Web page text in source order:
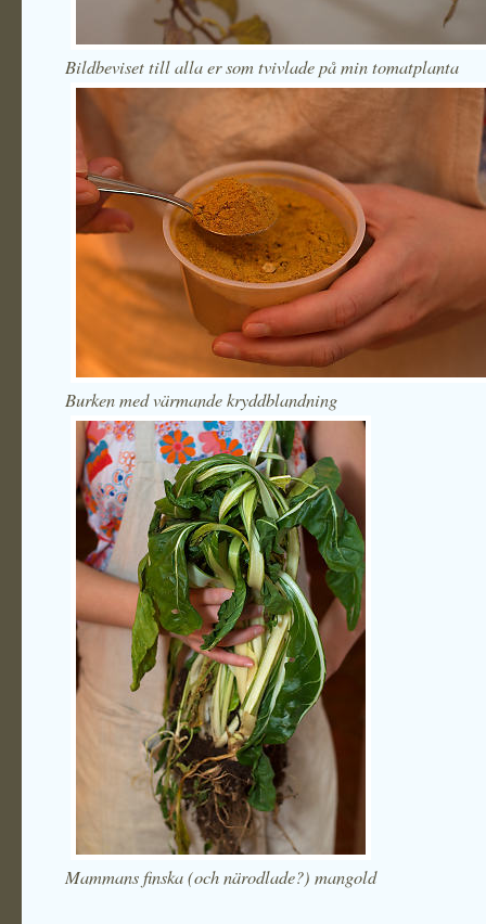
Bildbeviset till alla er som tvivlade på min tomatplanta
Burken med värmande kryddblandning
Mammans finska (och närodlade?) mangold